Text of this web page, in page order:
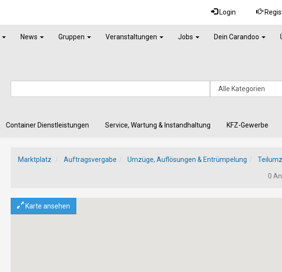
Login
News Gruppen Veranstaltungen Jobs Dein Carandoo
Container Dienstleistungen Service, Wartung & Instandhaltung KFZ-Gewerbe
Marktplatz Auftragsvergabe Umzüge, Auflösungen & Entrümpelung
0
Karte ansehen